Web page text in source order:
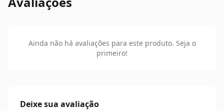
Ainda não há avaliações para este produto. Seja o
primeiro!
Deixe sua avaliação